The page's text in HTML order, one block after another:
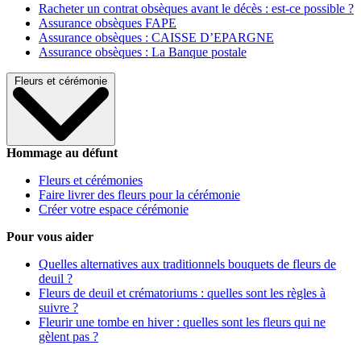
Racheter un contrat obsèques avant le décès : est-ce possible ?
Assurance obsèques FAPE
Assurance obsèques : CAISSE D’EPARGNE
Assurance obsèques : La Banque postale
Fleurs et cérémonie
Hommage au défunt
Fleurs et cérémonies
Faire livrer des fleurs pour la cérémonie
Créer votre espace cérémonie
Pour vous aider
Quelles alternatives aux traditionnels bouquets de fleurs de
deuil ?
Fleurs de deuil et crématoriums : quelles sont les règles à
suivre ?
Fleurir une tombe en hiver : quelles sont les fleurs qui ne
gèlent pas ?